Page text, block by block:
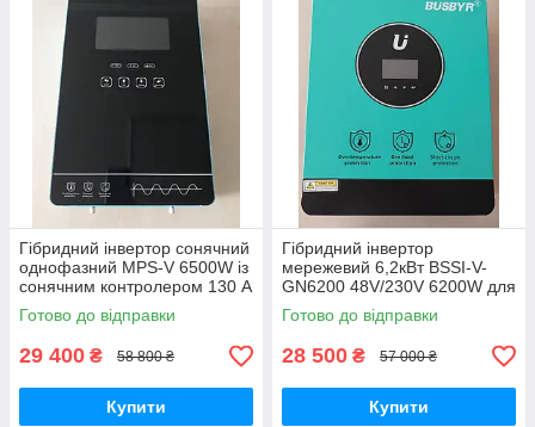
Гібридний інвертор сонячний
однофазний MPS-V 6500W із
сонячним контролером 130 A
MPPT 6.5 кВт 48В скляний
сенсорний екран
Готово до відправки
29 400 ₴ 58 800 ₴
Купити
Гібридний інвертор
мережевий 6,2кВт BSSI-V-
GN6200 48V/230V 6200W для
сонячної системи BUSBYR
Готово до відправки
28 500 ₴ 57 000 ₴
Купити